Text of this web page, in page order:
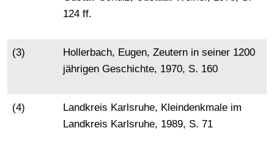
124 ff.
(3)
Hollerbach, Eugen, Zeutern in seiner 1200
jährigen Geschichte, 1970, S. 160
(4)
Landkreis Karlsruhe, Kleindenkmale im
Landkreis Karlsruhe, 1989, S. 71